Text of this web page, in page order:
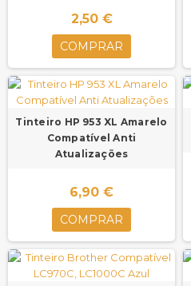
2,50 €
COMPRAR
Tinteiro HP 953 XL Amarelo
Compatível Anti
Atualizações
6,90 €
COMPRAR